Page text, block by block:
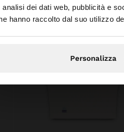
analisi dei dati web, pubblicità e
hanno raccolto dal suo utilizzo
Personalizza
Stai accedendo al sito da